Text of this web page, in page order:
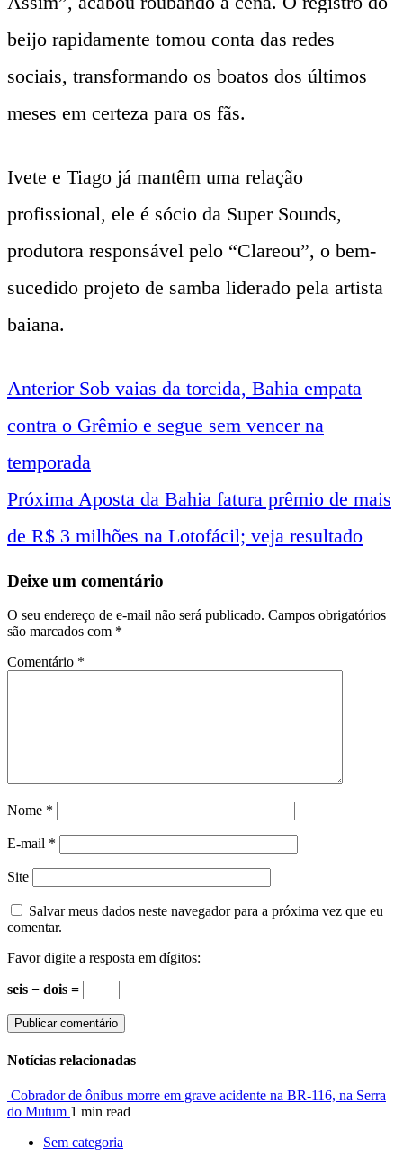
beijo rapidamente tomou conta das redes
sociais, transformando os boatos dos últimos
meses em certeza para os fãs.
Ivete e Tiago já mantêm uma relação
profissional, ele é sócio da Super Sounds,
produtora responsável pelo “Clareou”, o bem-
sucedido projeto de samba liderado pela artista
baiana.
Navegação
entre
notícias
AnteriorSob vaias da torcida, Bahia empata
contra o Grêmio e segue sem vencer na
temporada
Próxima Aposta da Bahia fatura prêmio de mais
de R$ 3 milhões na Lotofácil; veja resultado
Deixe um comentário
O seu endereço de e-mail não será publicado. Campos obrigatórios
são marcados com *
Comentário *
Nome *
E-mail *
Site
Salvar meus dados neste navegador para a próxima vez que eu
comentar.
Favor digite a resposta em dígitos:
seis − dois =
Notícias relacionadas
Cobrador de ônibus morre em grave acidente na BR-116, na Serra
do Mutum 1 min read
Sem categoria